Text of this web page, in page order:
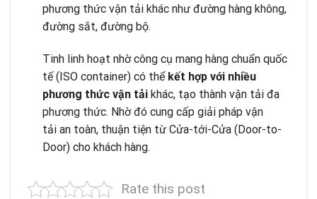
phương thức vận tải khác như đường hàng không,
đường sắt, đường bộ.
Tinh linh hoạt nhờ công cụ mang hàng chuẩn quốc
tế (ISO container) có thể kết hợp với nhiều
phương thức vận tảikhác, tạo thành vận tải đa
phương thức. Nhờ đó cung cấp giải pháp vận
tải an toàn, thuận tiện từ Cửa-tới-Cửa (Door-to-
Door) cho khách hàng.
Rate this post